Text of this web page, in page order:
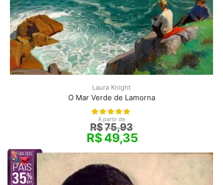
Laura Knight
O Mar Verde de Lamorna
A partir de
R$75,93
R$49,35